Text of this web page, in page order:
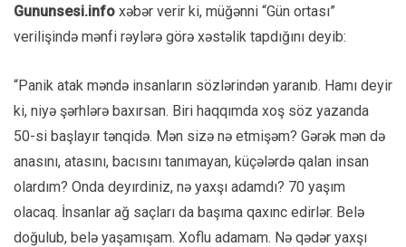
Gununsesi.info xəbər verir ki, müğənni “Gün ortası”
verilişində mənfi rəylərə görə xəstəlik tapdığını deyib:
“Panik atak məndə insanların sözlərindən yaranıb. Hamı deyir
ki, niyə şərhlərə baxırsan. Biri haqqımda xoş söz yazanda
50-si başlayır tənqidə. Mən sizə nə etmişəm? Gərək mən də
anasını, atasını, bacısını tanımayan, küçələrdə qalan insan
olardım? Onda deyırdiniz, nə yaxşı adamdı? 70 yaşım
olacaq. İnsanlar ağ saçları da başıma qaxınc edirlər. Belə
doğulub, belə yaşamışam. Xoflu adamam. Nə qədər yaxşı